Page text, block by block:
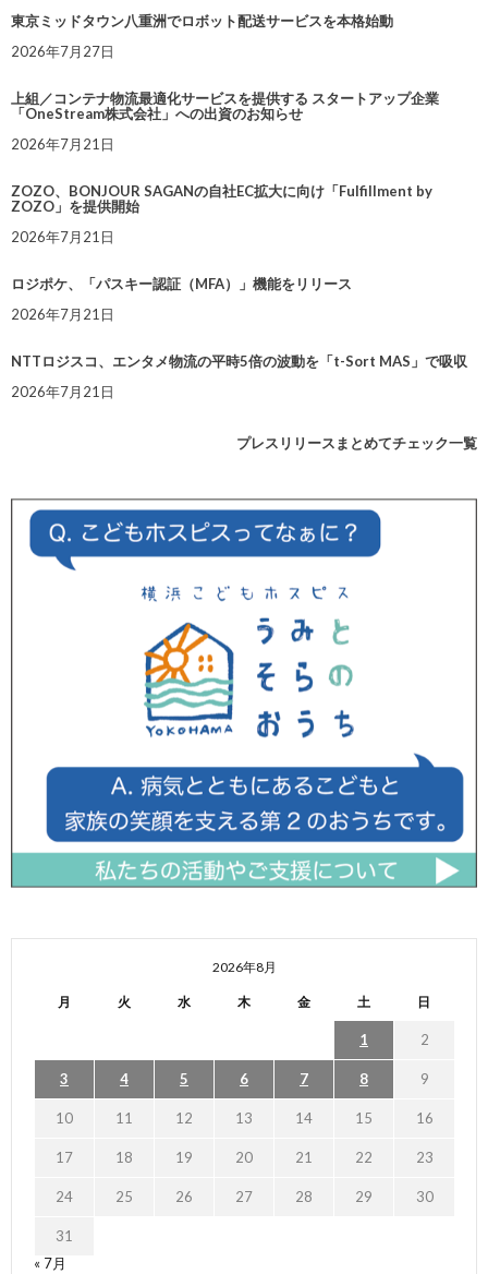
東京ミッドタウン八重洲でロボット配送サービスを本格始動
2026年7月27日
上組／コンテナ物流最適化サービスを提供する スタートアップ企業
「OneStream株式会社」への出資のお知らせ
2026年7月21日
ZOZO、BONJOUR SAGANの自社EC拡大に向け「Fulfillment by
ZOZO」を提供開始
2026年7月21日
ロジポケ、「パスキー認証（MFA）」機能をリリース
2026年7月21日
NTTロジスコ、エンタメ物流の平時5倍の波動を「t-Sort MAS」で吸収
2026年7月21日
プレスリリースまとめてチェック一覧
2026年8月
月 火 水 木 金 土 日
1 2
3 4 5 6 7 8 9
10 11 12 13 14 15 16
17 18 19 20 21 22 23
24 25 26 27 28 29 30
31
« 7月